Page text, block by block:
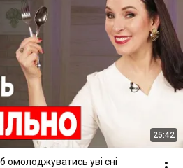
25:42
омолоджуватись уві сні